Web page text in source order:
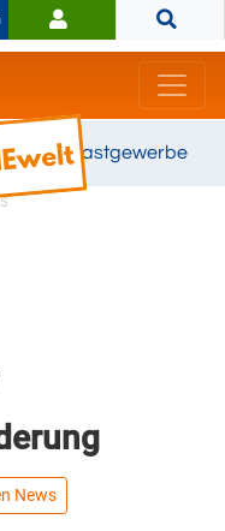
das Gastgewerbe
News